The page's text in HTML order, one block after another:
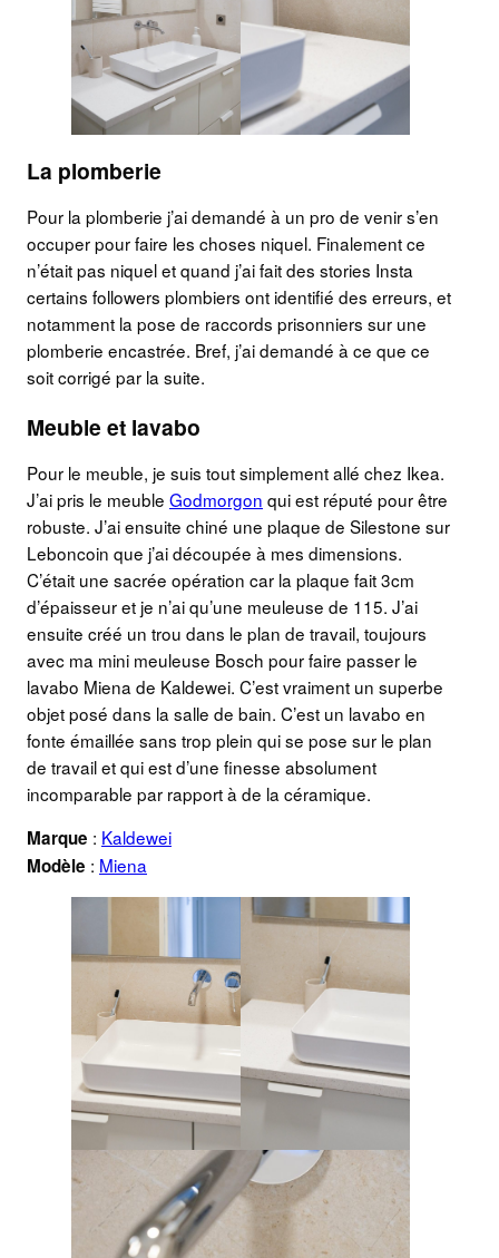
La plomberie
Pour la plomberie j’ai demandé à un pro de venir s’en
occuper pour faire les choses niquel. Finalement ce
n’était pas niquel et quand j’ai fait des stories Insta
certains followers plombiers ont identifié des erreurs, et
notamment la pose de raccords prisonniers sur une
plomberie encastrée. Bref, j’ai demandé à ce que ce
soit corrigé par la suite.
Meuble et lavabo
Pour le meuble, je suis tout simplement allé chez Ikea.
J’ai pris le meuble Godmorgon qui est réputé pour être
robuste. J’ai ensuite chiné une plaque de Silestone sur
Leboncoin que j’ai découpée à mes dimensions.
C’était une sacrée opération car la plaque fait 3cm
d’épaisseur et je n’ai qu’une meuleuse de 115. J’ai
ensuite créé un trou dans le plan de travail, toujours
avec ma mini meuleuse Bosch pour faire passer le
lavabo Miena de Kaldewei. C’est vraiment un superbe
objet posé dans la salle de bain. C’est un lavabo en
fonte émaillée sans trop plein qui se pose sur le plan
de travail et qui est d’une finesse absolument
incomparable par rapport à de la céramique.
Marque : Kaldewei
Modèle : Miena